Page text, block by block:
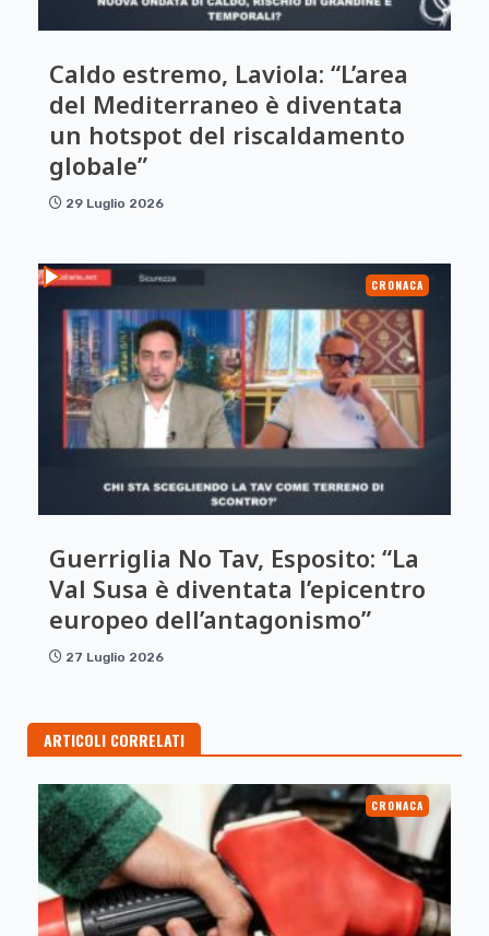
Caldo estremo, Laviola: “L’area
del Mediterraneo è diventata
un hotspot del riscaldamento
globale”
29 Luglio 2026
CRONACA
Guerriglia No Tav, Esposito: “La
Val Susa è diventata l’epicentro
europeo dell’antagonismo”
27 Luglio 2026
ARTICOLI CORRELATI
CRONACA